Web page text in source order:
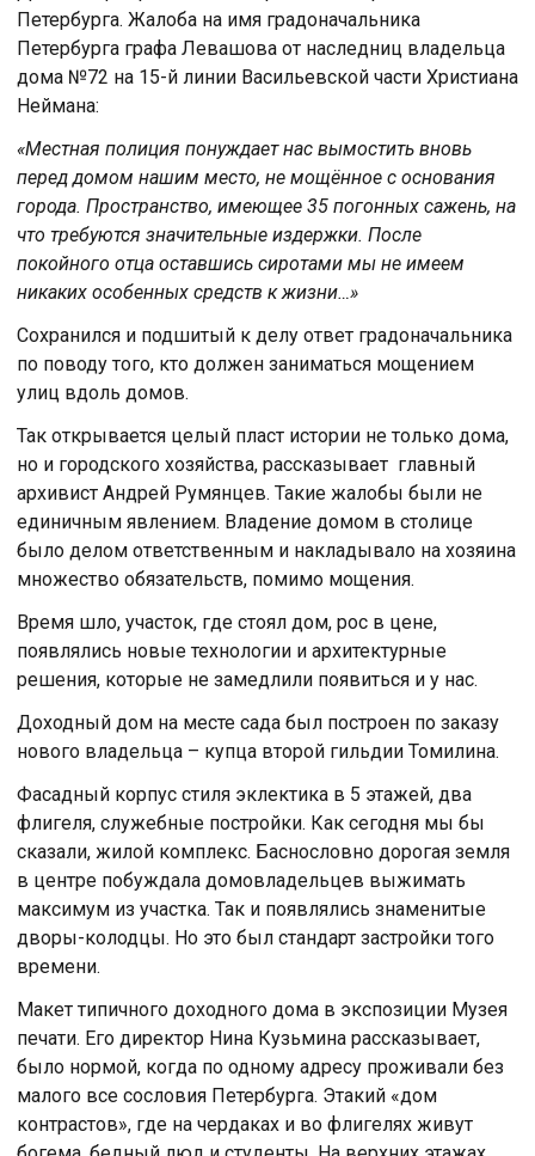
Петербурга. Жалоба на имя градоначальника
Петербурга графа Левашова от наследниц владельца
дома №72 на 15-й линии Васильевской части Христиана
Неймана:
«Местная полиция понуждает нас вымостить вновь
перед домом нашим место, не мощённое с основания
города. Пространство, имеющее 35 погонных сажень, на
что требуются значительные издержки. После
покойного отца оставшись сиротами мы не имеем
никаких особенных средств к жизни…»
Сохранился и подшитый к делу ответ градоначальника
по поводу того, кто должен заниматься мощением
улиц вдоль домов.
Так открывается целый пласт истории не только дома,
но и городского хозяйства, рассказывает главный
архивист Андрей Румянцев. Такие жалобы были не
единичным явлением. Владение домом в столице
было делом ответственным и накладывало на хозяина
множество обязательств, помимо мощения.
Время шло, участок, где стоял дом, рос в цене,
появлялись новые технологии и архитектурные
решения, которые не замедлили появиться и у нас.
Доходный дом на месте сада был построен по заказу
нового владельца – купца второй гильдии Томилина.
Фасадный корпус стиля эклектика в 5 этажей, два
флигеля, служебные постройки. Как сегодня мы бы
сказали, жилой комплекс. Баснословно дорогая земля
в центре побуждала домовладельцев выжимать
максимум из участка. Так и появлялись знаменитые
дворы-колодцы. Но это был стандарт застройки того
времени.
Макет типичного доходного дома в экспозиции Музея
печати. Его директор Нина Кузьмина рассказывает,
было нормой, когда по одному адресу проживали без
малого все сословия Петербурга. Этакий «дом
контрастов», где на чердаках и во флигелях живут